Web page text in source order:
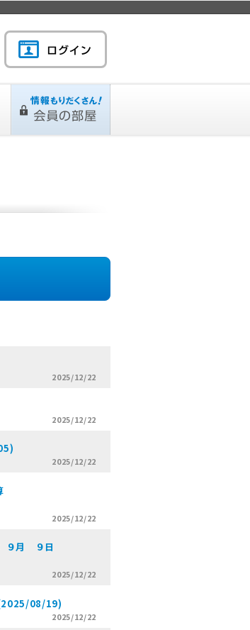
2025/12/22
2025/12/22
2025/12/22
2025/12/22
９月 ９日
2025/12/22
(2025/08/19)
2025/12/22